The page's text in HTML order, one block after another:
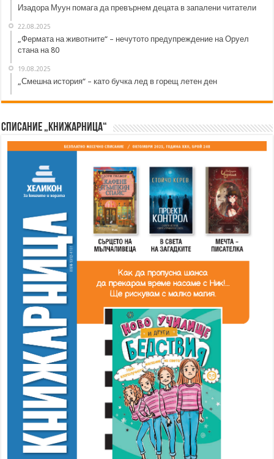
Изадора Муун помага да превърнем децата в запалени читатели
22.08.2025
„Фермата на животните“ – нечутото предупреждение на Оруел
стана на 80
19.08.2025
„Смешна история“ – като бучка лед в горещ летен ден
Списание „Книжарница“